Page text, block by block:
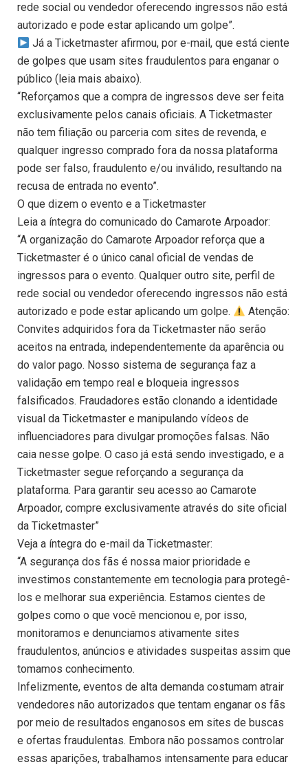
rede social ou vendedor oferecendo ingressos não está
autorizado e pode estar aplicando um golpe”.
Já a Ticketmaster afirmou, por e-mail, que está ciente
de golpes que usam sites fraudulentos para enganar o
público (leia mais abaixo).
“Reforçamos que a compra de ingressos deve ser feita
exclusivamente pelos canais oficiais. A Ticketmaster
não tem filiação ou parceria com sites de revenda, e
qualquer ingresso comprado fora da nossa plataforma
pode ser falso, fraudulento e/ou inválido, resultando na
recusa de entrada no evento”.
O que dizem o evento e a Ticketmaster
Leia a íntegra do comunicado do Camarote Arpoador:
“A organização do Camarote Arpoador reforça que a
Ticketmaster é o único canal oficial de vendas de
ingressos para o evento. Qualquer outro site, perfil de
rede social ou vendedor oferecendo ingressos não está
autorizado e pode estar aplicando um golpe.
Atenção:
Convites adquiridos fora da Ticketmaster não serão
aceitos na entrada, independentemente da aparência ou
do valor pago. Nosso sistema de segurança faz a
validação em tempo real e bloqueia ingressos
falsificados. Fraudadores estão clonando a identidade
visual da Ticketmaster e manipulando vídeos de
influenciadores para divulgar promoções falsas. Não
caia nesse golpe. O caso já está sendo investigado, e a
Ticketmaster segue reforçando a segurança da
plataforma. Para garantir seu acesso ao Camarote
Arpoador, compre exclusivamente através do site oficial
da Ticketmaster”
Veja a íntegra do e-mail da Ticketmaster:
“A segurança dos fãs é nossa maior prioridade e
investimos constantemente em tecnologia para protegê-
los e melhorar sua experiência. Estamos cientes de
golpes como o que você mencionou e, por isso,
monitoramos e denunciamos ativamente sites
fraudulentos, anúncios e atividades suspeitas assim que
tomamos conhecimento.
Infelizmente, eventos de alta demanda costumam atrair
vendedores não autorizados que tentam enganar os fãs
por meio de resultados enganosos em sites de buscas
e ofertas fraudulentas. Embora não possamos controlar
essas aparições, trabalhamos intensamente para educar